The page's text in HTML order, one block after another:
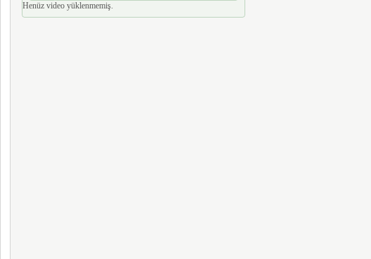
Henüz video yüklenmemiş.